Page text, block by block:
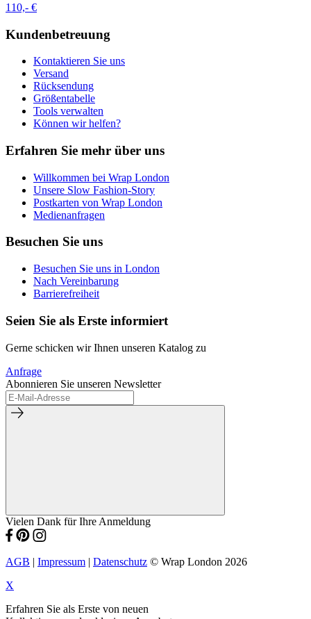
110,- €
Kundenbetreuung
Kontaktieren Sie uns
Versand
Rücksendung
Größentabelle
Tools verwalten
Können wir helfen?
Erfahren Sie mehr über uns
Willkommen bei Wrap London
Unsere Slow Fashion-Story
Postkarten von Wrap London
Medienanfragen
Besuchen Sie uns
Besuchen Sie uns in London
Nach Vereinbarung
Barrierefreiheit
Seien Sie als Erste informiert
Gerne schicken wir Ihnen unseren Katalog zu
Anfrage
Abonnieren Sie unseren Newsletter
Vielen Dank für Ihre Anmeldung
AGB | Impressum | Datenschutz © Wrap London 2026
X
Erfahren Sie als Erste von neuen